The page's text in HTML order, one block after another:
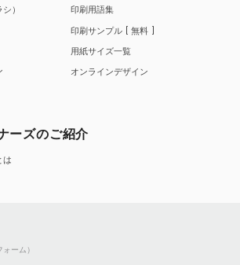
）
印刷用語集
印刷サンプル
無料
用紙サイズ一覧
オンラインデザイン
ーズのご紹介
は
ーム）